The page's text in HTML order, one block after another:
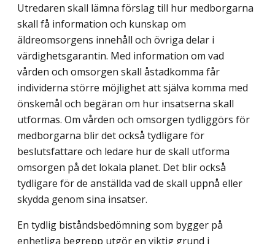
Utredaren skall lämna förslag till hur medborgarna
skall få information och kunskap om
äldreomsorgens innehåll och övriga delar i
värdighetsgarantin. Med information om vad
vården och omsorgen skall åstadkomma får
individerna större möjlighet att själva komma med
önskemål och begäran om hur insatserna skall
utformas. Om vården och omsorgen tydliggörs för
medborgarna blir det också tydligare för
beslutsfattare och ledare hur de skall utforma
omsorgen på det lokala planet. Det blir också
tydligare för de anställda vad de skall uppnå eller
skydda genom sina insatser.
En tydlig biståndsbedömning som bygger på
enhetliga begrepp utgör en viktig grund i